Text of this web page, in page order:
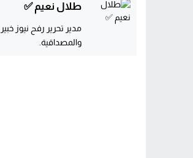
طلال نعيم ✅
مدير تحرير رفح نيوز
والمصداقية.